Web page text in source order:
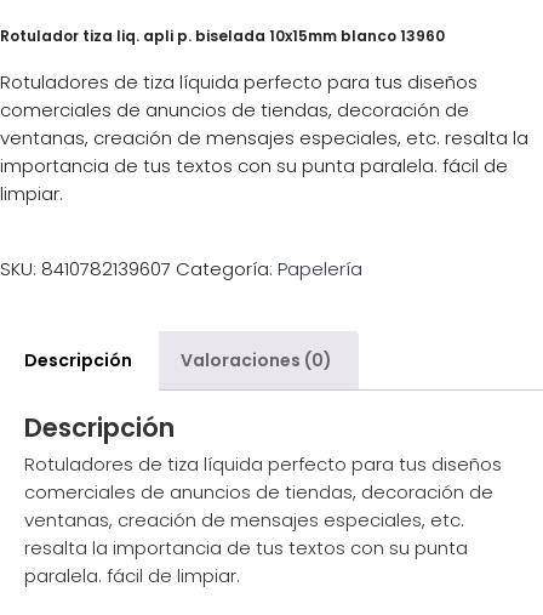
Rotulador tiza liq. apli p. biselada 10x15mm blanco 13960
Rotuladores de tiza líquida perfecto para tus diseños
comerciales de anuncios de tiendas, decoración de
ventanas, creación de mensajes especiales, etc. resalta la
importancia de tus textos con su punta paralela. fácil de
limpiar.
SKU: 8410782139607 Categoría: Papelería
Descripción Valoraciones (0)
Descripción
Rotuladores de tiza líquida perfecto para tus diseños
comerciales de anuncios de tiendas, decoración de
ventanas, creación de mensajes especiales, etc.
resalta la importancia de tus textos con su punta
paralela. fácil de limpiar.